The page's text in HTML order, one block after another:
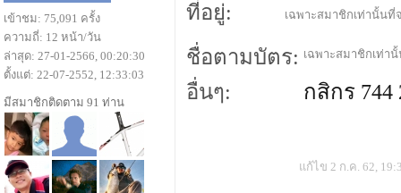
ที่อยู่:
เฉพาะสมาชิกเท่านั้นที่
ชื่อตามบัตร: เฉพาะสมาชิกเท่า
อื่นๆ: กสิกร
แก้ไข 2 ก.ค. 62,
เข้าชม: 75,091 ครั้ง
ความถี่: 12 หน้า/วัน
ล่าสุด: 27-01-2566, 00:20:30
ตั้งแต่: 22-07-2552, 12:33:03
มีสมาชิกติดตาม 91 ท่าน